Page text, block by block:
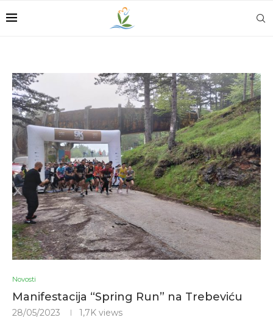
Novosti
Manifestacija “Spring Run” na Trebeviću
28/05/2023 1,7K views